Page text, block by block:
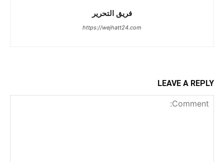
فريق التحرير
https://wejhatt24.com
LEAVE A REPLY